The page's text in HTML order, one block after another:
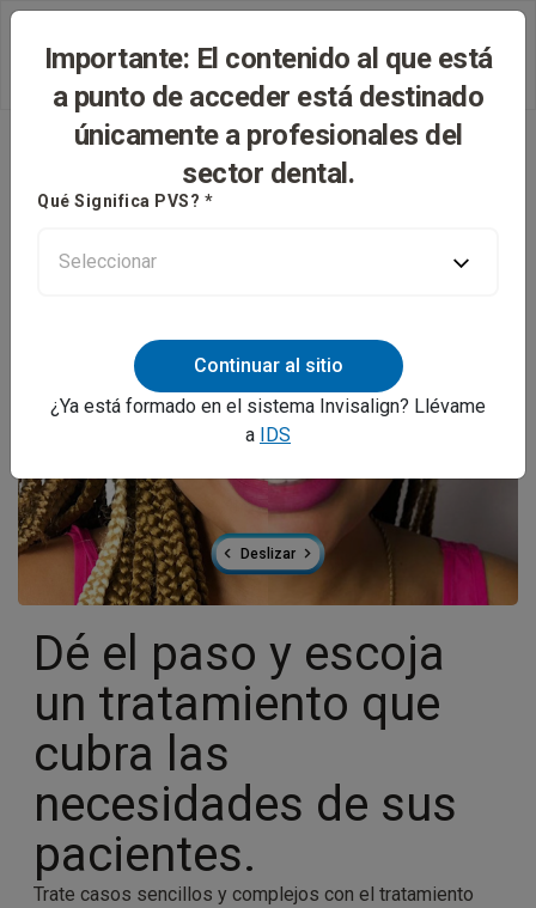
Dé el paso y escoja
un tratamiento que
cubra las
necesidades de sus
pacientes.
Trate casos sencillos y complejos con el tratamiento
Deslizar
Importante: El contenido al que está
a punto de acceder está destinado
únicamente a profesionales del
sector dental.
Qué Significa PVS? *
Continuar al sitio
¿Ya está formado en el sistema Invisalign? Llévame
a IDS